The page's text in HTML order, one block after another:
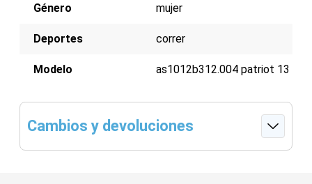
Género mujer
Deportes correr
Modelo as1012b312.004 patriot 13
Cambios y devoluciones